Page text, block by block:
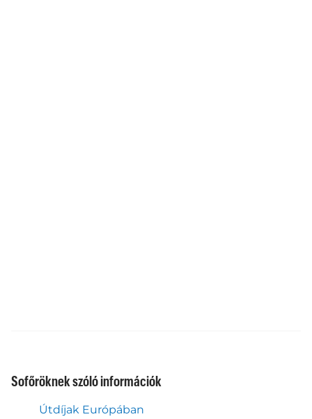
Sofőröknek szóló információk
Útdíjak Európában